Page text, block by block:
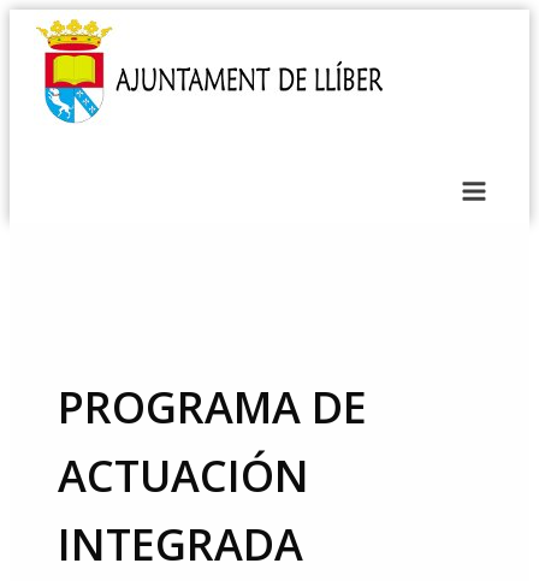
PROGRAMA DE
ACTUACIÓN
INTEGRADA